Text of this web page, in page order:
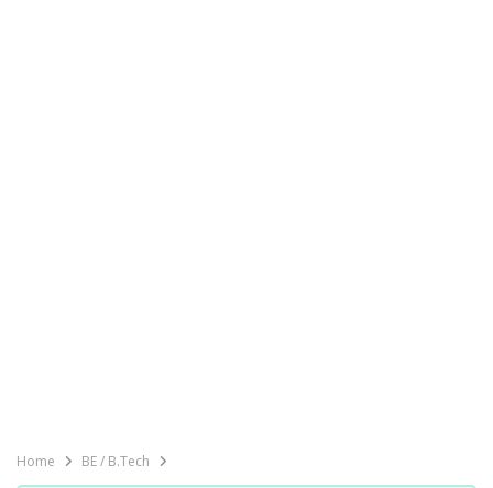
Home BE / B.Tech